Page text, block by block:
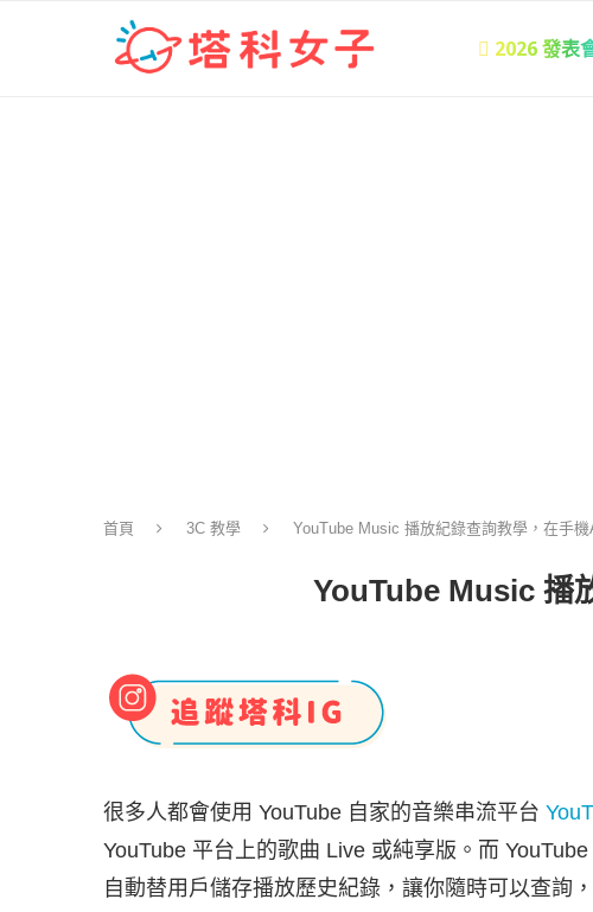
 2026 發表
首頁 3C 教學 YouTube Music 播放紀錄查詢教學，在手
YouTube Music 播
很多人都會使用 YouTube 自家的音樂串流平台
YouTube 平台上的歌曲 Live 或純享版。而
自動替用戶儲存播放歷史紀錄，讓你隨時可以查詢